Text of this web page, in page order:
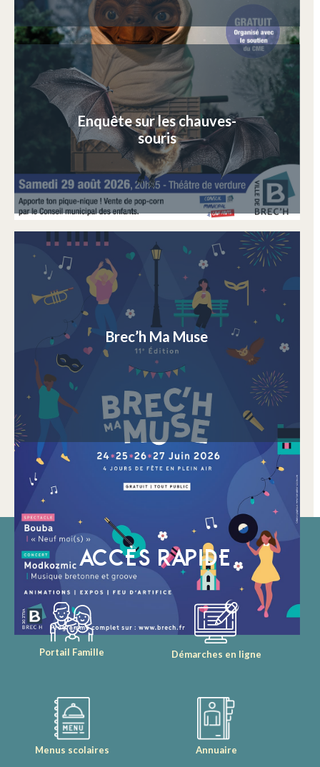
Enquête sur les chauves-
souris
Brec’h Ma Muse
ACCÈS RAPIDE
Portail Famille Démarches en ligne
Menus scolaires Annuaire